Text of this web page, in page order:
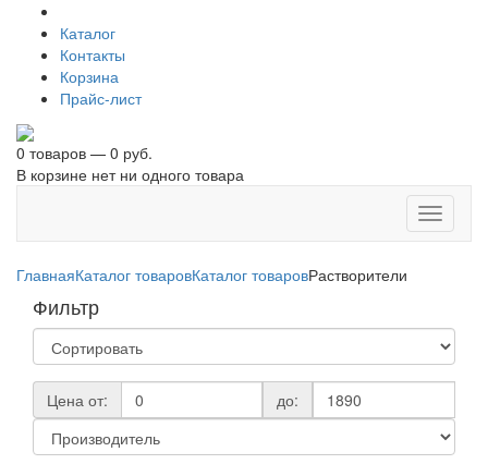
Каталог
Контакты
Корзина
Прайс-лист
0 товаров — 0 руб.
В корзине нет ни одного товара
Toggle
ГлавнаяКаталог товаровКаталог товаровРастворители
Фильтр
Цена от: до: